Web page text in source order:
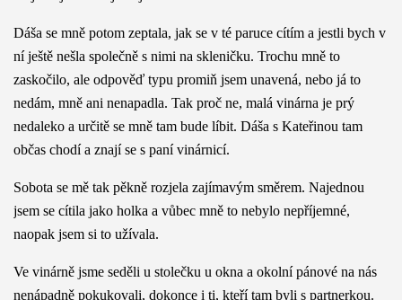
Dáša se mně potom zeptala, jak se v té paruce cítím a jestli bych v
ní ještě nešla společně s nimi na skleničku. Trochu mně to
zaskočilo, ale odpověď typu promiň jsem unavená, nebo já to
nedám, mně ani nenapadla. Tak proč ne, malá vinárna je prý
nedaleko a určitě se mně tam bude líbit. Dáša s Kateřinou tam
občas chodí a znají se s paní vinárnicí.
Sobota se mě tak pěkně rozjela zajímavým směrem. Najednou
jsem se cítila jako holka a vůbec mně to nebylo nepříjemné,
naopak jsem si to užívala.
Ve vinárně jsme seděli u stolečku u okna a okolní pánové na nás
nenápadně pokukovali, dokonce i ti, kteří tam byli s partnerkou.